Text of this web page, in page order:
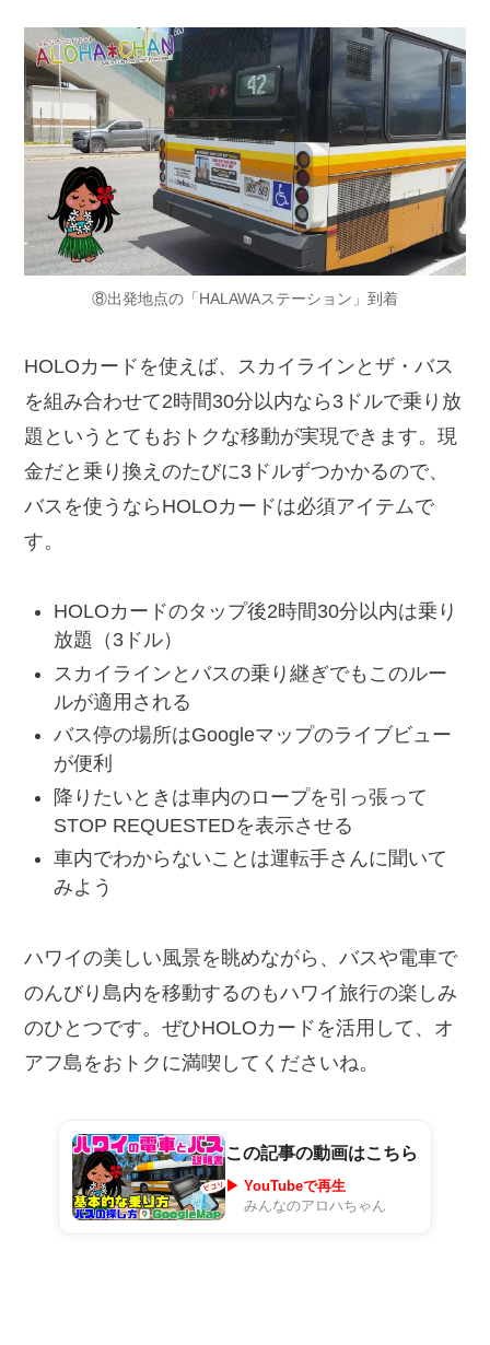
⑧出発地点の「HALAWAステーション」到着
HOLOカードを使えば、スカイラインとザ・バス
を組み合わせて2時間30分以内なら3ドルで乗り放
題というとてもおトクな移動が実現できます。現
金だと乗り換えのたびに3ドルずつかかるので、
バスを使うならHOLOカードは必須アイテムで
す。
HOLOカードのタップ後2時間30分以内は乗り
放題（3ドル）
スカイラインとバスの乗り継ぎでもこのルー
ルが適用される
バス停の場所はGoogleマップのライブビュー
が便利
降りたいときは車内のロープを引っ張って
STOP REQUESTEDを表示させる
車内でわからないことは運転手さんに聞いて
みよう
ハワイの美しい風景を眺めながら、バスや電車で
のんびり島内を移動するのもハワイ旅行の楽しみ
のひとつです。ぜひHOLOカードを活用して、オ
アフ島をおトクに満喫してくださいね。
この記事の動画はこちら
▶ YouTubeで再生
みんなのアロハちゃん